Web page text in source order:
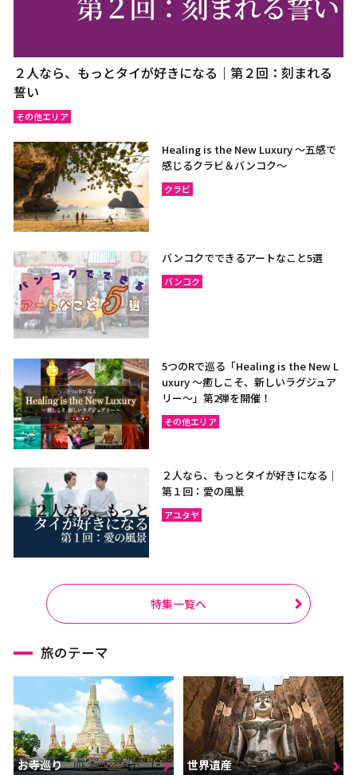
２人なら、もっとタイが好きになる｜第２回：刻まれる
誓い
その他エリア
Healing is the New Luxury ～五感で
感じるクラビ＆バンコク～
クラビ
バンコクでできるアートなこと5選
バンコク
5つのRで巡る「Healing is the New L
uxury ～癒しこそ、新しいラグジュア
リー〜」第2弾を開催！
その他エリア
２人なら、もっとタイが好きになる｜
第１回：愛の風景
アユタヤ
特集一覧へ
旅のテーマ
お寺巡り 世界遺産